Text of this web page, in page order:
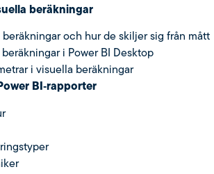
beräkningar
beräkningar och hur de skiljer sig från mått
i Power BI Desktop
i visuella beräkningar
BI‑rapporter